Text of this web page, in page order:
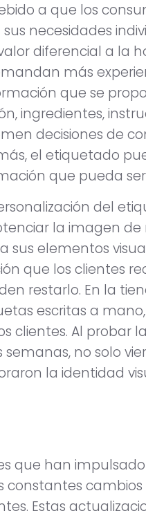
a que los
necesidades
diferencial a la
más
que se
ingredientes,
decisiones de
el etiquetado
que pueda
del
la imagen
sus elementos
que los clientes
restarlo. En la
escritas a
clientes. Al probar
semanas, no solo
la identidad
que han
constantes
Estas